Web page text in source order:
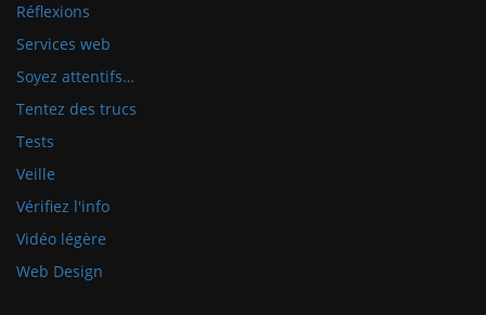
Réflexions
Services web
Soyez attentifs…
Tentez des trucs
Tests
Veille
Vérifiez l'info
Vidéo légère
Web Design